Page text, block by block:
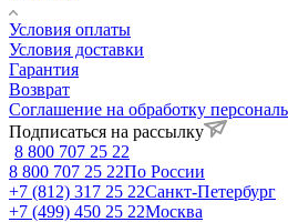
Условия оплаты
Условия доставки
Гарантия
Возврат
Соглашение на обработку
Подписаться на рассылку
8 800 707 25 22
8 800 707 25 22По России
+7 (812) 317 25 22Санкт-Петербург
+7 (499) 450 25 22Москва